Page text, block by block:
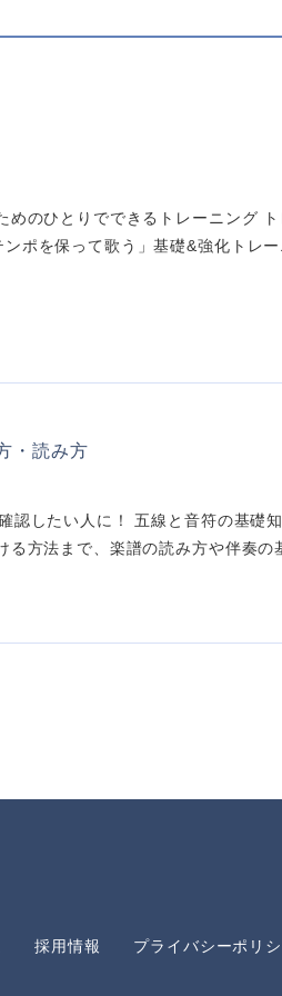
めのひとりでできるトレーニング
ポを保って歌う」基礎&強化トレ
・読み方
認したい人に！ 五線と音符の基礎
る方法まで、楽譜の読み方や伴奏
採用情報 プライバシーポリ